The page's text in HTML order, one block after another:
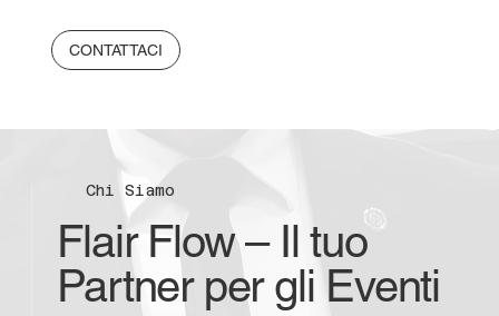
CONTATTACI
Chi Siamo
Flair Flow – Il tuo
Partner per gli Eventi